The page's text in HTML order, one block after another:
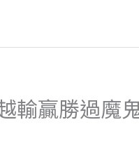
贏勝過魔鬼